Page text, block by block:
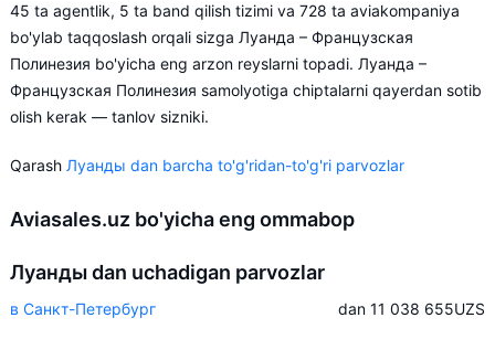
45 ta agentlik, 5 ta band qilish tizimi va 728 ta aviakompaniya
bo'ylab taqqoslash orqali sizga Луанда – Французская
Полинезия bo'yicha eng arzon reyslarni topadi. Луанда –
Французская Полинезия samolyotiga chiptalarni qayerdan sotib
olish kerak — tanlov sizniki.
Qarash Луанды dan barcha to'g'ridan-to'g'ri parvozlar
Aviasales.uz bo'yicha eng ommabop
Луанды dan uchadigan parvozlar
в Санкт-Петербург dan 11 038 655UZS